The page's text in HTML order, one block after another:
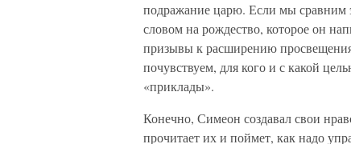
подражание царю. Если мы сравним
словом на рождество, которое он
призывы к расширению
почувствуем, для кого и с какой
«приклады».
Конечно, Симеон создавал свои
прочитает их и поймет, как надо